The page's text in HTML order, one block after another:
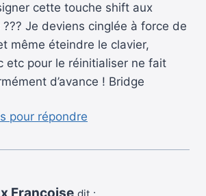
cette touche shift aux
Je deviens cinglée à force de
même éteindre le clavier,
etc pour le réinitialiser ne fait
d’avance ! Bridge
pour répondre
Françoise